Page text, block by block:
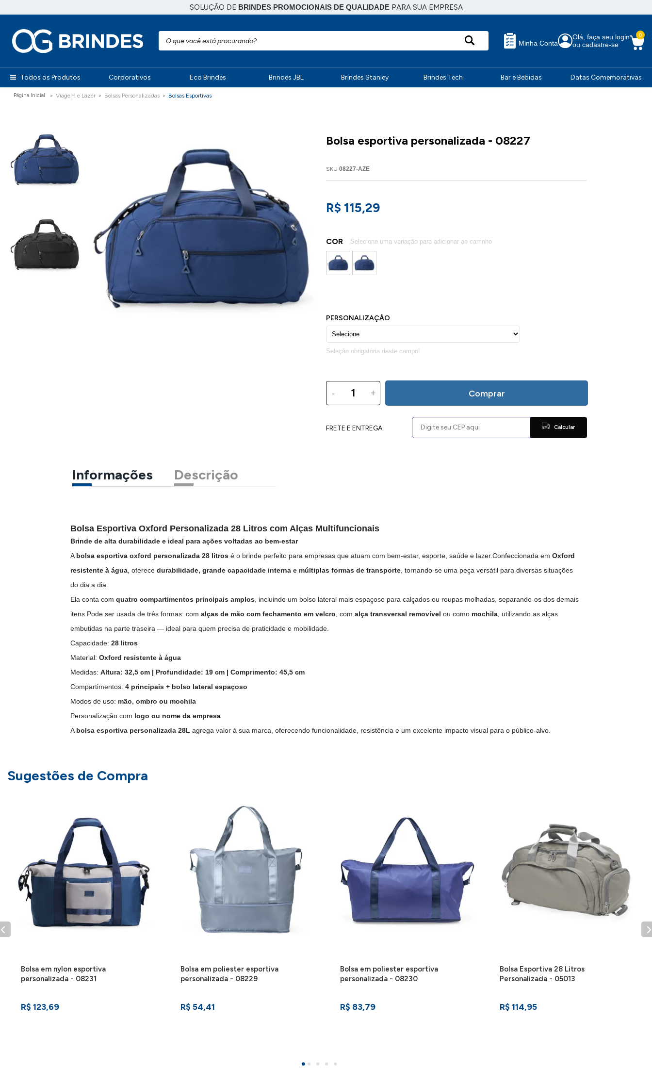
SOLUÇÃO DE BRINDES PROMOCIONAIS DE QUALIDADEPARA SUA EMPRESA
Minha Conta
Olá, faça seu login
ou cadastre-se
0
Todos os Produtos Corporativos Eco Brindes Brindes JBL Brindes Stanley Brindes Tech Bar e Bebidas Datas Comemorativas
Viagem e Lazer Bolsas Personalizadas Bolsas Esportivas
Bolsa esportiva personalizada - 08227
SKU 08227-AZE
R$ 115,29
COR
- + Comprar
FRETE E ENTREGA Calcular
Informações Descrição
Bolsa Esportiva Oxford Personalizada 28 Litros com Alças Multifuncionais
Brinde de alta durabilidade e ideal para ações voltadas ao bem-estar
A bolsa esportiva oxford personalizada 28 litros é o brinde perfeito para empresas que atuam com bem-estar, esporte, saúde e lazer.Confeccionada emOxford
resistente à água , oferecedurabilidade, grande capacidade interna e múltiplas formas de transporte , tornando-se uma peça versátil para diversas situações
do dia a dia.
Ela conta comquatro compartimentos principais amplos , incluindo um bolso lateral mais espaçoso para calçados ou roupas molhadas, separando-os dos demais
itens.Pode ser usada de três formas: comalças de mão com fechamento em velcro , comalça transversal removível ou como mochila , utilizando as alças
embutidas na parte traseira — ideal para quem precisa de praticidade e mobilidade.
Capacidade:28 litros
Material:Oxford resistente à água
Medidas:Altura: 32,5 cm | Profundidade: 19 cm | Comprimento: 45,5 cm
Compartimentos:4 principais + bolso lateral espaçoso
Modos de uso: mão, ombro ou mochila
Personalização com logo ou nome da empresa
A bolsa esportiva personalizada 28L agrega valor à sua marca, oferecendo funcionalidade, resistência e um excelente impacto visual para o público-alvo.
Sugestões de Compra
Bolsa em nylon esportiva
personalizada - 08231
R$ 123,69
Bolsa em poliester esportiva
personalizada - 08229
R$ 54,41
Bolsa em poliester esportiva
personalizada - 08230
R$ 83,79
Bolsa Esportiva 28 Litros
Personalizada - 05013
R$ 114,95